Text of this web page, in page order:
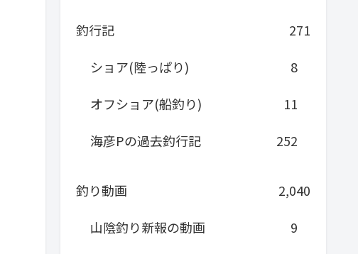
釣行記
271
ショア(陸っぱり)
8
オフショア(船釣り)
11
海彦Pの過去釣行記
252
釣り動画
2,040
山陰釣り新報の動画
9